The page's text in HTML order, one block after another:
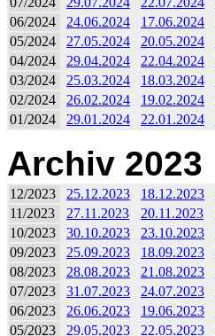
06/2024
24.06.2024 17.06.2024
05/2024
27.05.2024 20.05.2024
04/2024
29.04.2024 22.04.2024
03/2024
25.03.2024 18.03.2024
02/2024
26.02.2024 19.02.2024
01/2024
29.01.2024 22.01.2024
Archiv 2023
12/2023 25.12.2023 18.12.2023
11/2023
27.11.2023 20.11.2023
10/2023
30.10.2023 23.10.2023
09/2023
25.09.2023 18.09.2023
08/2023
28.08.2023 21.08.2023
07/2023
31.07.2023 24.07.2023
06/2023
26.06.2023 19.06.2023
05/2023
29.05.2023 22.05.2023